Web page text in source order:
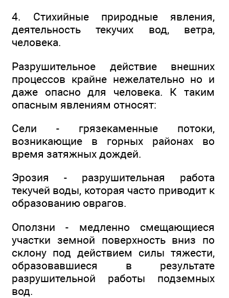
4. Стихийные природные явления,
деятельность текучих вод, ветра,
человека.
Разрушительное действие внешних
процессов крайне нежелательно но и
даже опасно для человека. К таким
опасным явлениям относят:
Сели - грязекаменные потоки,
возникающие в горных районах во
время затяжных дождей.
Эрозия - разрушительная работа
текучей воды, которая часто приводит к
образованию оврагов.
Оползни - медленно смещающиеся
участки земной поверхность вниз по
склону под действием силы тяжести,
образовавшиеся в результате
разрушительной работы подземных
вод.